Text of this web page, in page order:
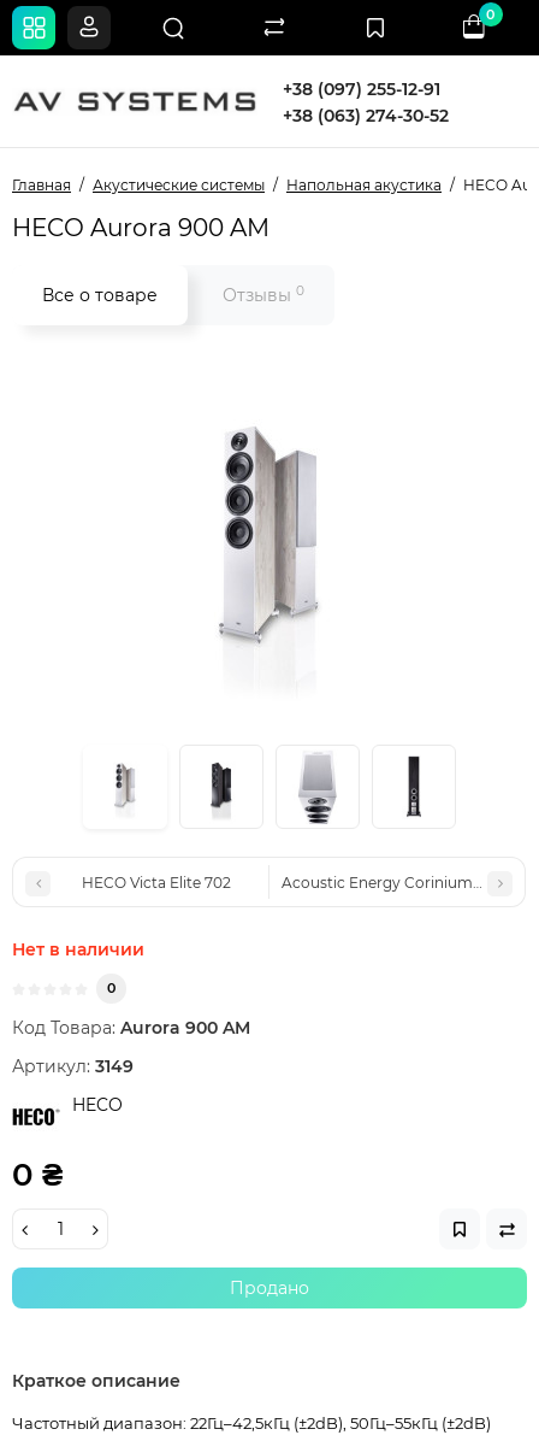
+38 (097) 255-12-91
+38 (063) 274-30-52
0
Главная Акустические системы Напольная акустика HECO
HECO Aurora 900 AM
Все о товаре Отзывы 0
HECO Victa Elite 702 Acoustic Energy Corinium Matte
Нет в наличии
0
Код Товара: Aurora 900 AM
Артикул: 3149
HECO
0 ₴
Продано
Краткое описание
Частотный диапазон: 22Гц–42,5кГц (±2dB), 50Гц–55кГц (±2dB)